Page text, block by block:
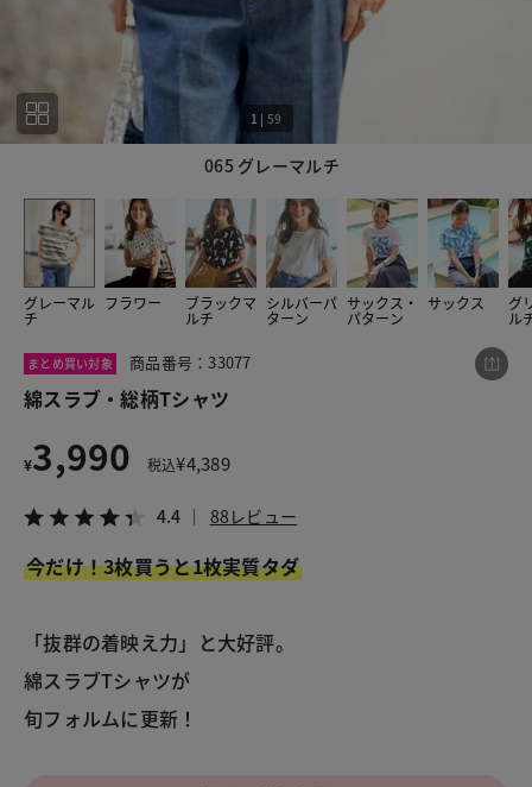
065 グレーマルチ
1 | 59
グレーマル
チ
フラワー ブラックマ
ルチ
シルバーパ
ターン
サックス・
パターン
サックス グ
ル
1 59
まとめ買い対象 商品番号：33077
綿スラブ・総柄Tシャツ
¥3,990 税込¥4,389
4.4 88レビュー
今だけ！3枚買うと1枚実質タダ
「抜群の着映え力」と大好評。
綿スラブTシャツが
旬フォルムに更新！
この商品をシェアする
綿スラブ・総柄Tシャツ